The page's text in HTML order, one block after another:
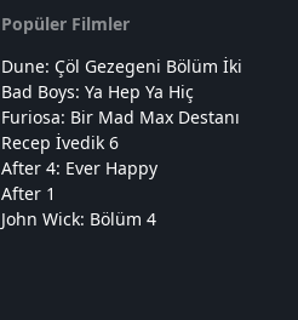
Popüler Filmler
Dune: Çöl Gezegeni Bölüm İki
Bad Boys: Ya Hep Ya Hiç
Furiosa: Bir Mad Max Destanı
Recep İvedik 6
After 4: Ever Happy
After 1
John Wick: Bölüm 4